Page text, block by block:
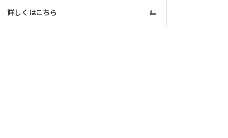
詳しくはこちら